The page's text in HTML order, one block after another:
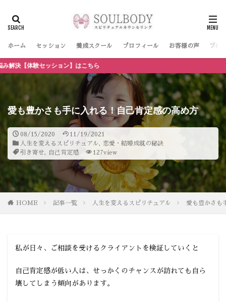
ホーム セッション 養成スクール プロフィール お客様の声 ブロ
ション】はこちら
愛も豊かさも手に入れる！自己肯定感の高め方
08/15/2020
11/19/2021
人生を変えるスピリチュアル, 恋愛・結婚成就の秘訣
引き寄せ, 自己肯定感 127view
HOME 記事一覧 人生を変えるスピリチュアル 愛も豊かさも
私が日々、ご相談を受けるクライアントを検証していくと
自己肯定感が低い人は、せっかくのチャンスが訪れても自ら
壊してしまう傾向があります。